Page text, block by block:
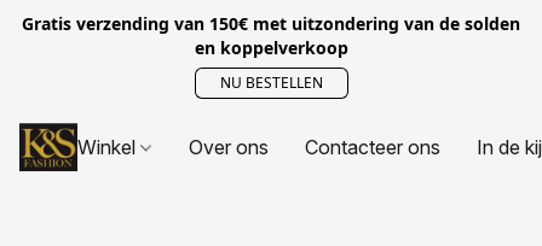
Gratis verzending van 150€ met uitzondering van de solden
en koppelverkoop
NU BESTELLEN
Winkel Over ons Contacteer ons In de